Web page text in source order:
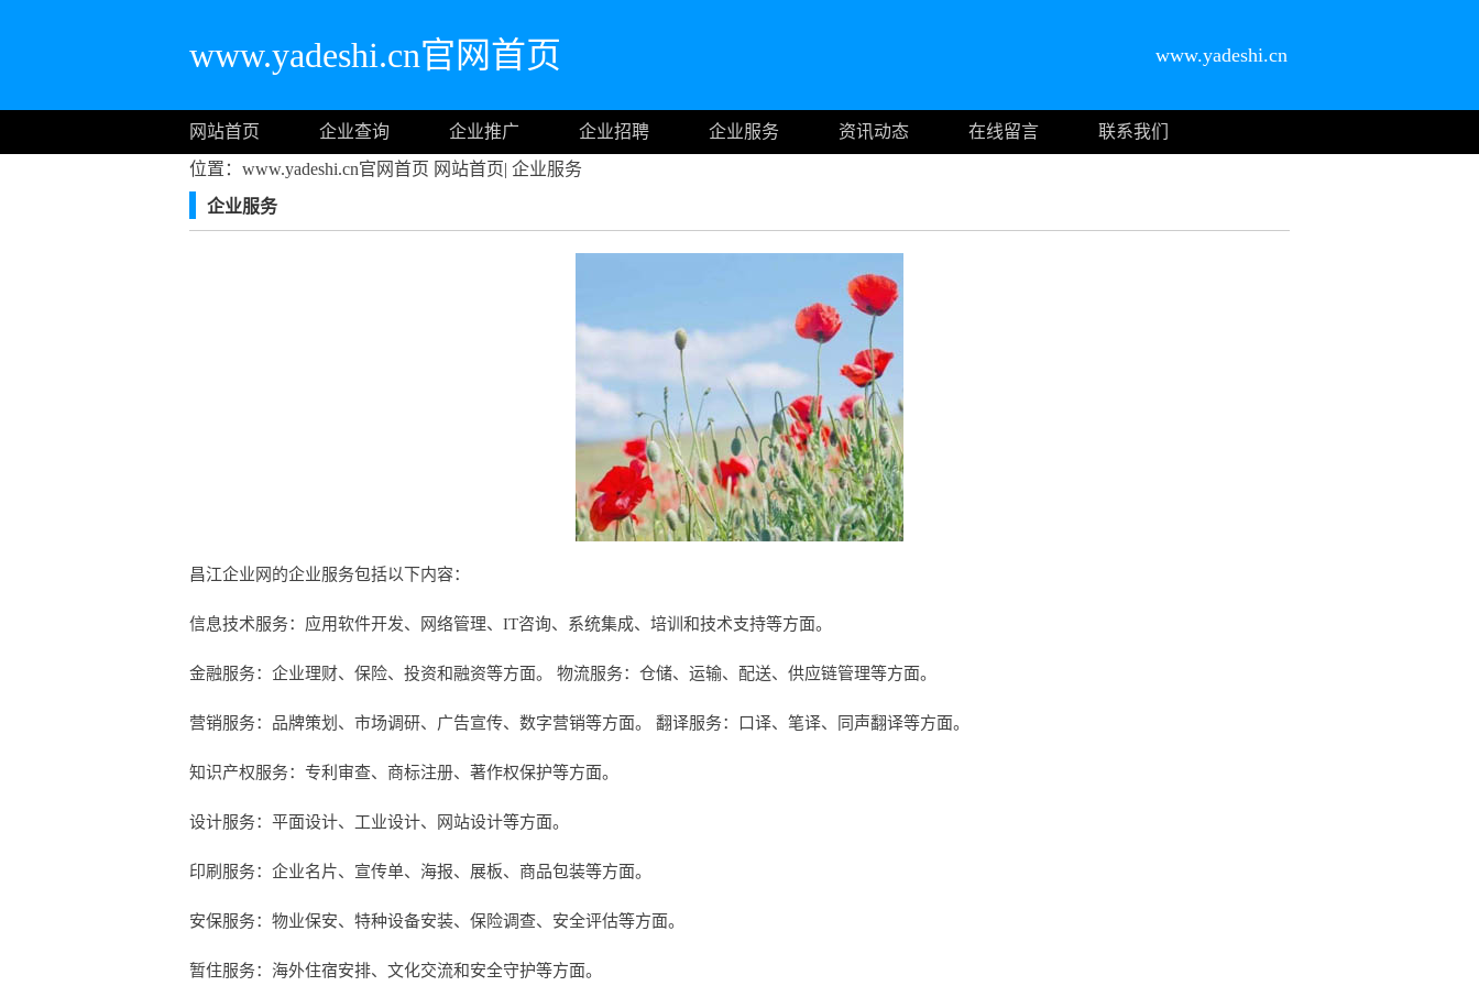
www.yadeshi.cn官网首页 www.yadeshi.cn
网站首页 企业查询 企业推广 企业招聘 企业服务 资讯动态 在线留言
联系我们
位置：www.yadeshi.cn官网首页 网站首页| 企业服务
企业服务
昌江企业网的企业服务包括以下内容：
信息技术服务：应用软件开发、网络管理、IT咨询、系统集成、培训和技术支持等方面。
金融服务：企业理财、保险、投资和融资等方面。 物流服务：仓储、运输、配送、供应链管理等方面。
营销服务：品牌策划、市场调研、广告宣传、数字营销等方面。 翻译服务：口译、笔译、同声翻译等方面。
知识产权服务：专利审查、商标注册、著作权保护等方面。
设计服务：平面设计、工业设计、网站设计等方面。
印刷服务：企业名片、宣传单、海报、展板、商品包装等方面。
安保服务：物业保安、特种设备安装、保险调查、安全评估等方面。
暂住服务：海外住宿安排、文化交流和安全守护等方面。